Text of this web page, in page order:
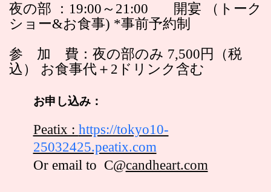
夜の部 ：19:00～21:00 開宴 （トーク
ショー&お食事) *事前予約制
参 加 費：夜の部のみ 7,500円（税
込） お食事代＋2ドリンク含む
お申し込み：
Peatix : https://tokyo10-
25032425.peatix.com
Or email to C@candheart.com